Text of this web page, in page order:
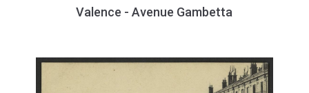
Valence - Avenue Gambetta